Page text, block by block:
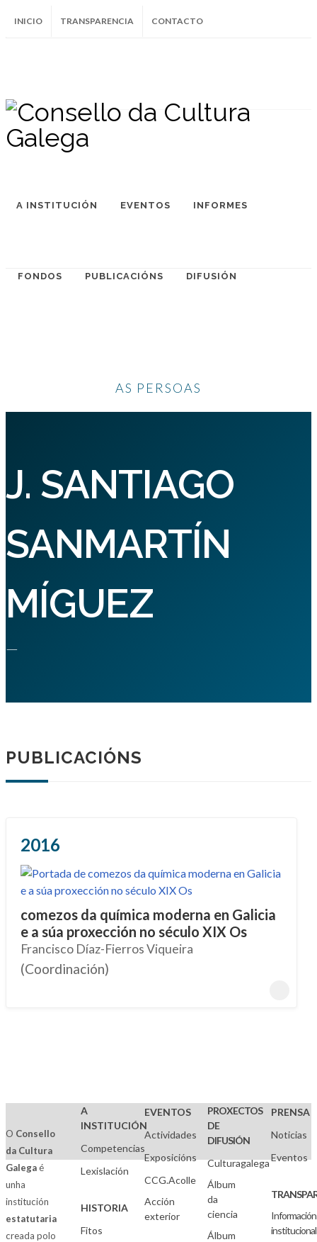
INICIO TRANSPARENCIA CONTACTO
InstagramFacebookTwitter Soundcloud
Youtube
A INSTITUCIÓN EVENTOS INFORMES
FONDOS PUBLICACIÓNS DIFUSIÓN
AS PERSOAS
J. SANTIAGO
SANMARTÍN
MÍGUEZ
—
PUBLICACIÓNS
2016
comezos da química moderna en Galicia
e a súa proxección no século XIX Os
Francisco Díaz-Fierros Viqueira
(Coordinación)
O Consello
da Cultura
Galegaé
unha
institución
estatutaria
creada polo
A
INSTITUCIÓN
Competencias
Lexislación
HISTORIA
Fitos
EVENTOS
Actividades
Exposicións
CCG.Acolle
Acción
exterior
PROXECTOS
DE
DIFUSIÓN
Culturagalega
Álbum
da
ciencia
Álbum
PRENSA
Noticias
Eventos
Información
institucional